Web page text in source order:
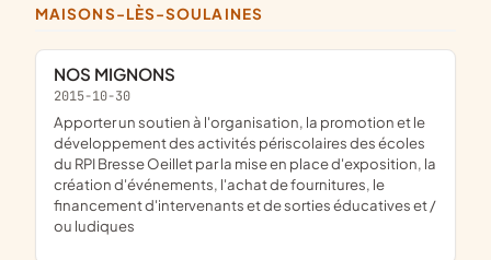
MAISONS-LÈS-SOULAINES
NOS MIGNONS
2015-10-30
apporter un soutien à l'organisation, la promotion et le
développement des activités périscolaires des écoles
du RPI Bresse Oeillet par la mise en place d'exposition, la
création d'événements, l'achat de fournitures, le
financement d'intervenants et de sorties éducatives et /
ou ludiques